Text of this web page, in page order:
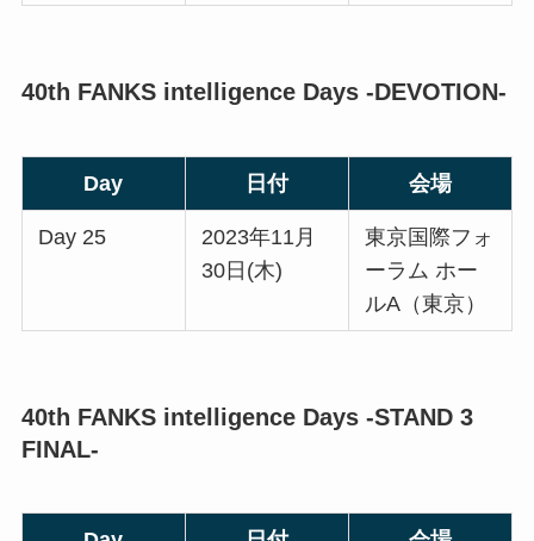
40th FANKS intelligence Days -DEVOTION-
Day 日付 会場
Day 25
2023年11月
30日(木)
東京国際フォ
ーラム ホー
ルA（東京）
40th FANKS intelligence Days -STAND 3
FINAL-